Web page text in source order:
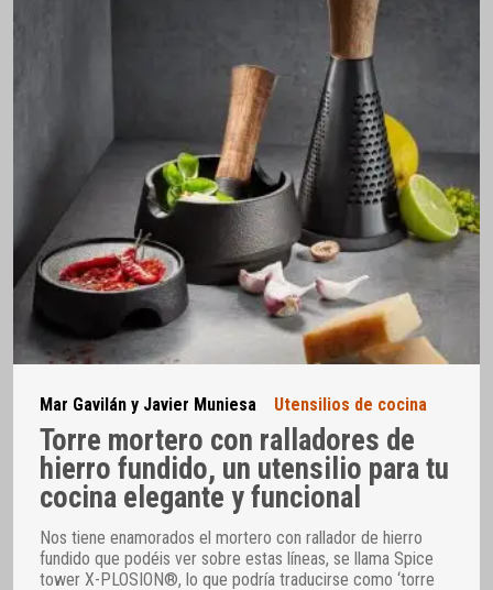
Mar Gavilán y Javier Muniesa Utensilios de cocina
Torre mortero con ralladores de
hierro fundido, un utensilio para tu
cocina elegante y funcional
Nos tiene enamorados el mortero con rallador de hierro
fundido que podéis ver sobre estas líneas, se llama Spice
tower X-PLOSION®, lo que podría traducirse como ‘torre